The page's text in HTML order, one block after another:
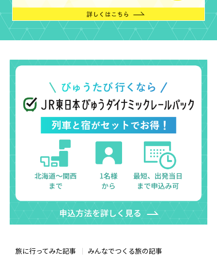
旅に行ってみた記事 みんなでつくる旅の記事